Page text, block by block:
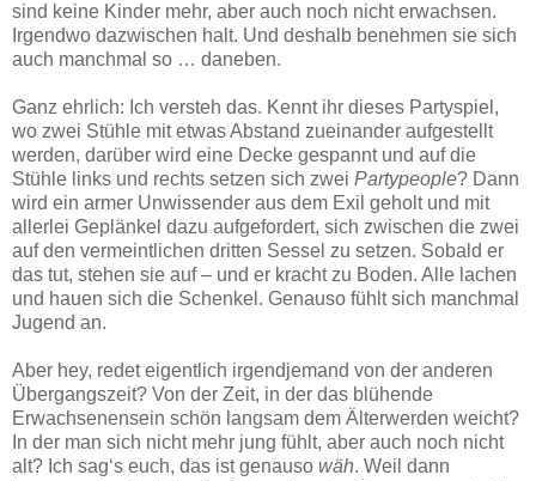
sind keine Kinder mehr, aber auch noch nicht erwachsen.
Irgendwo dazwischen halt. Und deshalb benehmen sie sich
auch manchmal so … daneben.
Ganz ehrlich: Ich versteh das. Kennt ihr dieses Partyspiel,
wo zwei Stühle mit etwas Abstand zueinander aufgestellt
werden, darüber wird eine Decke gespannt und auf die
Stühle links und rechts setzen sich zwei Partypeople? Dann
wird ein armer Unwissender aus dem Exil geholt und mit
allerlei Geplänkel dazu aufgefordert, sich zwischen die zwei
auf den vermeintlichen dritten Sessel zu setzen. Sobald er
das tut, stehen sie auf – und er kracht zu Boden. Alle lachen
und hauen sich die Schenkel. Genauso fühlt sich manchmal
Jugend an.
Aber hey, redet eigentlich irgendjemand von der anderen
Übergangszeit? Von der Zeit, in der das blühende
Erwachsenensein schön langsam dem Älterwerden weicht?
In der man sich nicht mehr jung fühlt, aber auch noch nicht
alt? Ich sag‘s euch, das ist genauso wäh. Weil dann